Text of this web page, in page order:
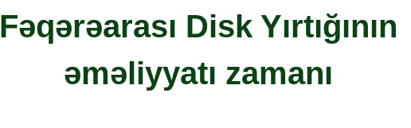
Fəqərəarası Disk Yırtığının
əməliyyatı zamanı